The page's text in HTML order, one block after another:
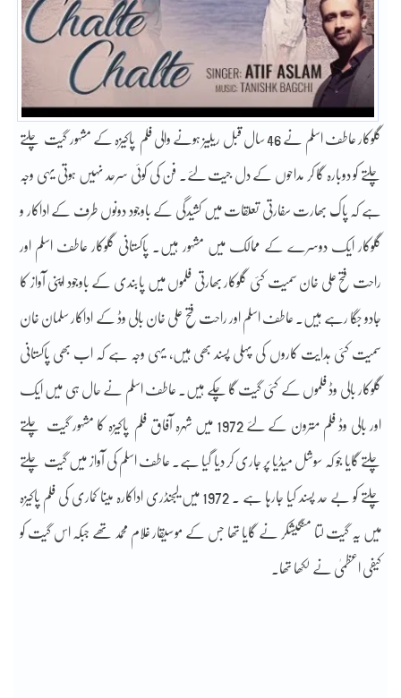
گلوکار عاطف اسلم نے 46 سال قبل ریلیز ہونے والی فلم پاکیزہ کے مشہور گیت چلتے
چلتے کو دوبارہ گا کر مداحوں کے دل جیت لئے۔ فن کی کوئی سرحد نہیں ہوتی یہی وجہ
ہے کہ پاک بھارت سفارتی تعلقات میں کشیدگی کے باوجود دونوں طرف کے اداکار و
گلوکار ایک دوسرے کے ممالک میں مشہور ہیں۔ پاکستانی گلوکار عاطف اسلم اور
راحت فتح علی خان سمیت کئی گلوکار بھارتی فلموں میں پابندی کے باوجود اپنی آواز کا
جادو جگا رہے ہیں۔ عاطف اسلم اور راحت فتح علی خان بالی وڈ کے اداکار سلمان خان
سمیت کئی ہدایت کاروں کی پہلی پسند بھی ہیں، یہی وجہ ہے کہ اب بھی پاکستانی
گلوکار بالی وڈ فلموں کے کئی گیت گا چکے ہیں۔ عاطف اسلم نے حال ہی میں ایک
اور بالی وڈ فلم مترون کے لئے 1972 میں شہرہ آفاق فلم پاکیزہ کا مشہور گیت چلتے
چلتے گایا جو کہ سوشل میڈیا پر جاری کر دیا گیا ہے۔ عاطف اسلم کی آواز میں گیت چلتے
چلتے کو بے حد پسند کیا جارہا ہے ۔ 1972 میں لیجنڈری اداکارہ مینا کماری کی فلم پاکیزہ
میں یہ گیت لتا منگیشکر نے گایا تھا جس کے موسیقار غلام محمد تھے جبکہ اس گیت کو
کیفی اعظمیٰ نے لکھا تھا۔